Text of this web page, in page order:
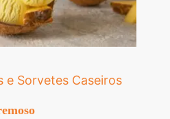
e Sorvetes Caseiros